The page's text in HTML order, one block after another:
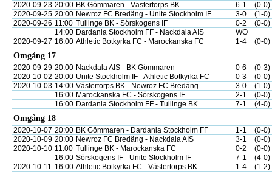
2020-09-23 20:00 BK Gömmaren - Västertorps BK 6-1
(0-0)
2020-09-25 20:00 Newroz FC Bredäng - Unite Stockholm IF 3-0
(1-0)
2020-09-26 11:00 Tullinge BK - Sörskogens IF 0-2
(0-0)
14:00 Dardania Stockholm FF - Nackdala AIS
WO
2020-09-27 16:00 Athletic Botkyrka FC - Marockanska FC 1-4 (0-0)
Omgång 17
2020-09-29 20:00 Nackdala AIS - BK Gömmaren 0-6
(0-3)
2020-10-02 20:00 Unite Stockholm IF - Athletic Botkyrka FC 0-3
(0-0)
2020-10-03 14:00 Västertorps BK - Newroz FC Bredäng 3-0
(1-0)
16:00 Marockanska FC - Sörskogens IF 2-1
(0-0)
16:00 Dardania Stockholm FF - Tullinge BK 7-1 (4-0)
Omgång 18
2020-10-07 20:00 BK Gömmaren - Dardania Stockholm FF 1-1
(0-0)
2020-10-09 20:00 Newroz FC Bredäng - Nackdala AIS 3-1
(0-0)
2020-10-10 11:00 Tullinge BK - Marockanska FC 0-2
(0-0)
16:00 Sörskogens IF - Unite Stockholm IF 7-1
(4-0)
2020-10-11 16:00 Athletic Botkyrka FC - Västertorps BK 1-4 (1-2)